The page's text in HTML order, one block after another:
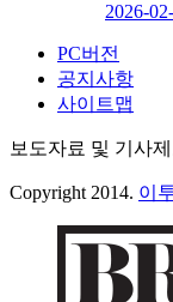
2026-
PC버전
공지사항
사이트맵
보도자료 및 기사제
Copyright 2014. 이